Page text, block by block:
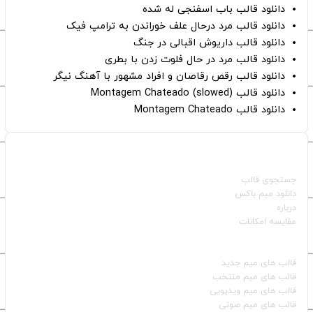
دانلود قالب باب اسفنجی له شده
دانلود قالب مرد درحال علف خوراندن به ترامپ فیک
دانلود قالب داریوش اقبالی در جنگ
دانلود قالب مرد در حال فلوت زدن با بطری
دانلود قالب رقص رقاصان و افراد مشهور با آهنگ نیگر
دانلود قالب Montagem Chateado (slowed)
دانلود قالب Montagem Chateado
جستجوی قالب
دانلود میم باکس
درباره
مقایسه امکانات
قالب‌ های میم جدید
قالب‌ های میم منتخب
قالب‌ های میم ویدیویی
قالب‌ های میم صوتی